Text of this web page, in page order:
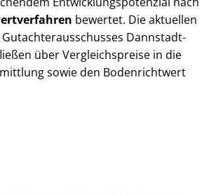
bewertet. Die aktuellen
Dannstadt-
über Ver­gleichs­prei­se in die
sowie den Bodenrichtwert